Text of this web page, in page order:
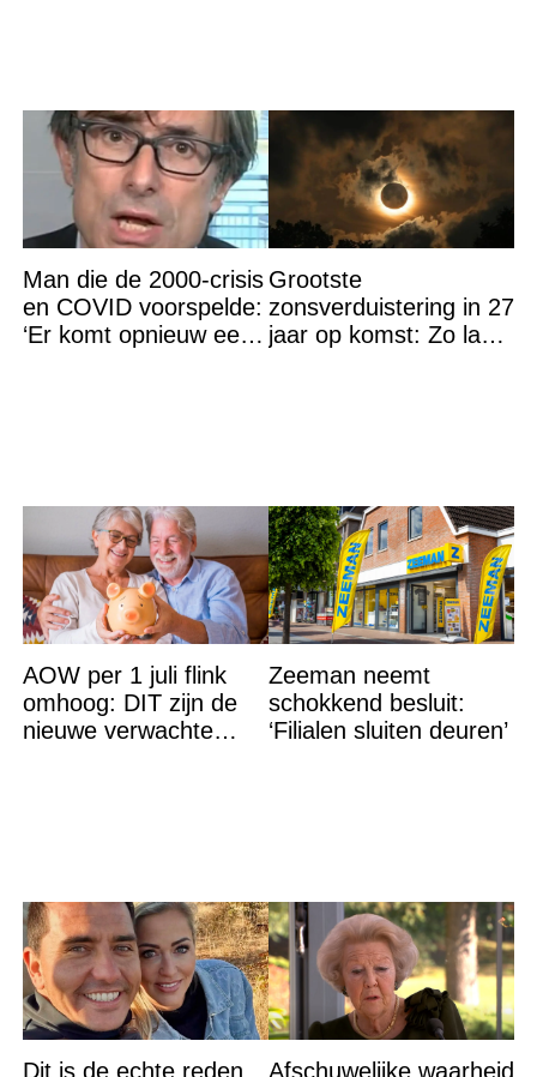
Man die de 2000-crisis
en COVID voorspelde:
‘Er komt opnieuw een
Grootste
zonsverduistering in 27
jaar op komst: Zo laat
AOW per 1 juli flink
omhoog: DIT zijn de
nieuwe verwachte
Zeeman neemt
schokkend besluit:
‘Filialen sluiten deuren’
Dit is de echte reden
Afschuwelijke waarheid